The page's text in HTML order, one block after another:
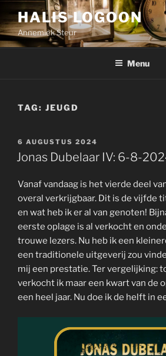
naar
de
inhoud
HALIS LOGOON
Annemiek Steur
Menu
TAG: JEUGD
GEPLAATST
OP
6 AUGUSTUS 2024
Jonas Dubelaar IV: 6-8-
Vanaf vandaag is het vierde deel
overal verkrijgbaar. Dit is de vijfde
en wat heb ik er al van genoten!
eerste oplage is al verkocht en
trouwe lezers. Nu heb ik een
een traditionele uitgeverij zou
mij een prestatie. Ter vergelijking:
verkocht ik maar een kwart van de
een heel jaar. Nu doe ik de helft in